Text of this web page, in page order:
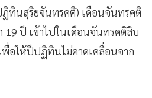
ทินสุริยจันทรคติ) เดือนจันทรคติ
19 ปี เข้าไปในเดือนจันทรคติสิบ
อให้ปีปฏิทินไม่คาดเคลื่อนจาก